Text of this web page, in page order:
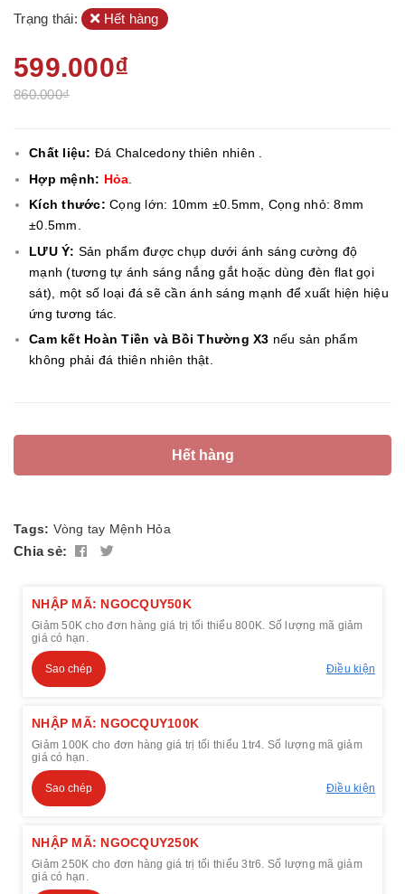
Trạng thái: Hết hàng
599.000₫
860.000₫
Chất liệu: Đá Chalcedony thiên nhiên .
Hợp mệnh: Hỏa
Kích thước: Cọng lớn: 10mm ±0.5mm, Cọng nhỏ: 8mm
±0.5mm.
LƯU Ý: Sản phẩm được chụp dưới ánh sáng cường độ
mạnh (tương tự ánh sáng nắng gắt hoặc dùng đèn flat gọi
sát), một số loại đá sẽ cần ánh sáng mạnh để xuất hiện hiệu
ứng tương tác.
Cam kết Hoàn Tiền và Bồi Thường X3 nếu sản phẩm
không phải đá thiên nhiên thật.
Hết hàng
Tags: Vòng tay Mệnh Hỏa
Chia sẻ:
NHẬP MÃ: NGOCQUY50K
Giảm 50K cho đơn hàng giá trị tối thiểu 800K. Số lượng mã giảm
giá có hạn.
Sao chép Điều kiện
NHẬP MÃ: NGOCQUY100K
Giảm 100K cho đơn hàng giá trị tối thiểu 1tr4. Số lượng mã giảm
giá có hạn.
Sao chép Điều kiện
NHẬP MÃ: NGOCQUY250K
Giảm 250K cho đơn hàng giá trị tối thiểu 3tr6. Số lượng mã giảm
giá có hạn.